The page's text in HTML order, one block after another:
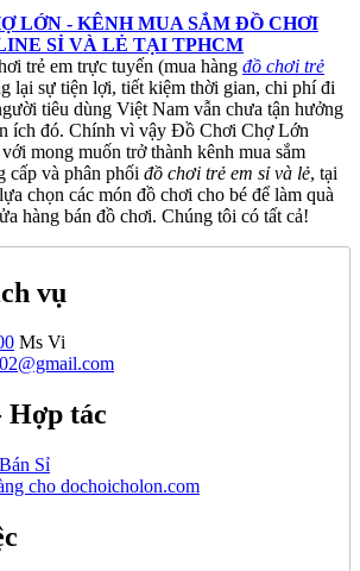
LỚN - KÊNH MUA SẮM ĐỒ CHƠI
SỈ VÀ LẺ TẠI TPHCM
trẻ em trực tuyến (mua hàng đồ chơi trẻ
lại sự tiện lợi, tiết kiệm thời gian, chi phí đi
tiêu dùng Việt Nam vẫn chưa tận hưởng
ích đó. Chính vì vậy Đồ Chơi Chợ Lớn
mong muốn trở thành kênh mua sắm
cấp và phân phối đồ chơi trẻ em sỉ và lẻ, tại
chọn các món đồ chơi cho bé để làm quà
hàng bán đồ chơi. Chúng tôi có tất cả!
vụ
Ms Vi
Hợp tác
Sỉ
cho dochoicholon.com